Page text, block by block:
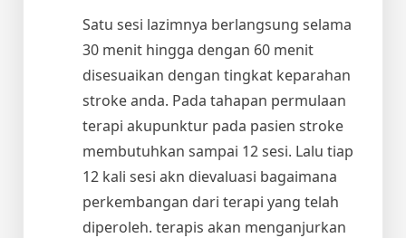
Satu sesi lazimnya berlangsung selama
30 menit hingga dengan 60 menit
disesuaikan dengan tingkat keparahan
stroke anda. Pada tahapan permulaan
terapi akupunktur pada pasien stroke
membutuhkan sampai 12 sesi. Lalu tiap
12 kali sesi akn dievaluasi bagaimana
perkembangan dari terapi yang telah
diperoleh. terapis akan menganjurkan